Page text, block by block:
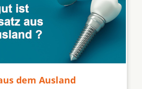
dem Ausland